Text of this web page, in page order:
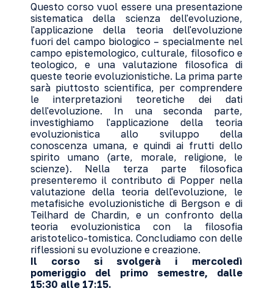
Questo corso vuol essere una presentazione
sistematica della scienza dell'evoluzione,
l'applicazione della teoria dell'evoluzione
fuori del campo biologico – specialmente nel
campo epistemologico, culturale, filosofico e
teologico, e una valutazione filosofica di
queste teorie evoluzionistiche. La prima parte
sarà piuttosto scientifica, per comprendere
le interpretazioni teoretiche dei dati
dell'evoluzione. In una seconda parte,
investighiamo l'applicazione della teoria
evoluzionistica allo sviluppo della
conoscenza umana, e quindi ai frutti dello
spirito umano (arte, morale, religione, le
scienze). Nella terza parte filosofica
presenteremo il contributo di Popper nella
valutazione della teoria dell'evoluzione, le
metafisiche evoluzionistiche di Bergson e di
Teilhard de Chardin, e un confronto della
teoria evoluzionistica con la filosofia
aristotelico-tomistica. Concludiamo con delle
riflessioni su evoluzione e creazione.
Il corso si svolgerà i mercoledì
pomeriggio del primo semestre, dalle
15:30 alle 17:15.